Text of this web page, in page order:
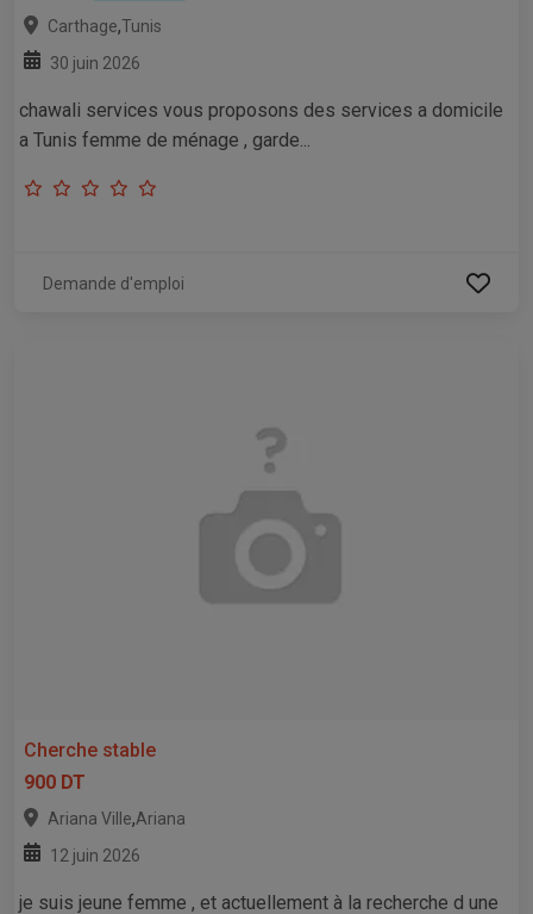
Carthage,Tunis
30 juin 2026
chawali services vous proposons des services a domicile
a Tunis femme de ménage , garde...
Demande d'emploi
Cherche stable
900 DT
Ariana Ville,Ariana
12 juin 2026
je suis jeune femme , et actuellement à la recherche d une